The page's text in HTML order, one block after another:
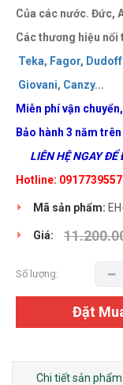
Của các nước. Đức,
Các thương hiệu nổi
Teka, Fagor, Dudoff
Giovani, Canzy...
Miễn phí vận
Bảo hành 3 năm
LIÊN HỆ NGAY ĐỂ
Hotline: 0917739557
Mã sản phẩm:
Giá:
Số lượng:
Đặt
Chi tiết sản phẩm